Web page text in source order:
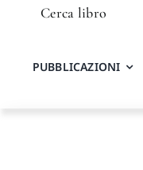
Cerca libro
PUBBLICAZIONI